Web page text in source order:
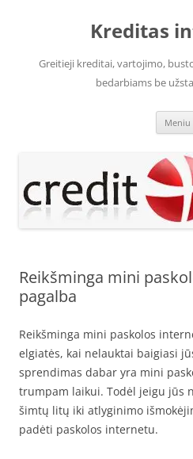
Kreditas
Greitieji kreditai, vartojimo,
bedarbiams be
Meniu
Reikšminga mini
pagalba
Reikšminga mini paskolos
elgiatės, kai nelauktai baigiasi
sprendimas dabar yra mini
trumpam laikui. Todėl jeigu jūs
šimtų litų iki atlyginimo
padėti paskolos internetu.